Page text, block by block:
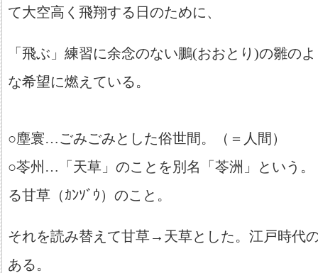
て大空高く飛翔する日のために、
「飛ぶ」練習に余念のない鵬(おおとり)の雛の
な希望に燃えている。
○塵寰…ごみごみとした俗世間。（＝人間）
○苓州…「天草」のことを別名「苓洲」という
る甘草（ｶﾝｿﾞｳ）のこと。
それを読み替えて甘草→天草とした。江戸時代
ある。